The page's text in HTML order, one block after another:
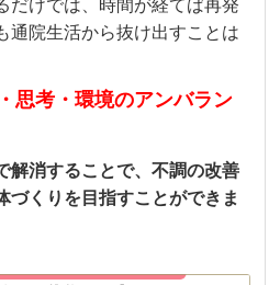
だけでは、時間が経てば再発
通院生活から抜け出すことは
思考・環境のアンバラン
解消することで、不調の改善
づくりを目指すことができま